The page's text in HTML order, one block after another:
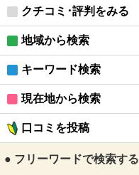
クチコミ･評判をみる
地域から検索
キーワード検索
現在地から検索
口コミを投稿
● フリーワードで検索する